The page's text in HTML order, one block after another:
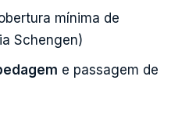
mínima de
Schengen)
e passagem de